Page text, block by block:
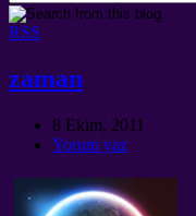
RSS
zaman
8 Ekim, 2011
Yorum yaz